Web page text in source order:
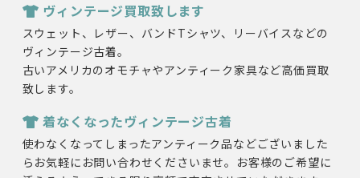
ヴィンテージ買取致します
スウェット、レザー、バンドTシャツ、リーバイスなどの
ヴィンテージ古着。
古いアメリカのオモチャやアンティーク家具など高価買取
致します。
着なくなったヴィンテージ古着
使わなくなってしまったアンティーク品などございました
らお気軽にお問い合わせくださいませ。お客様のご希望に